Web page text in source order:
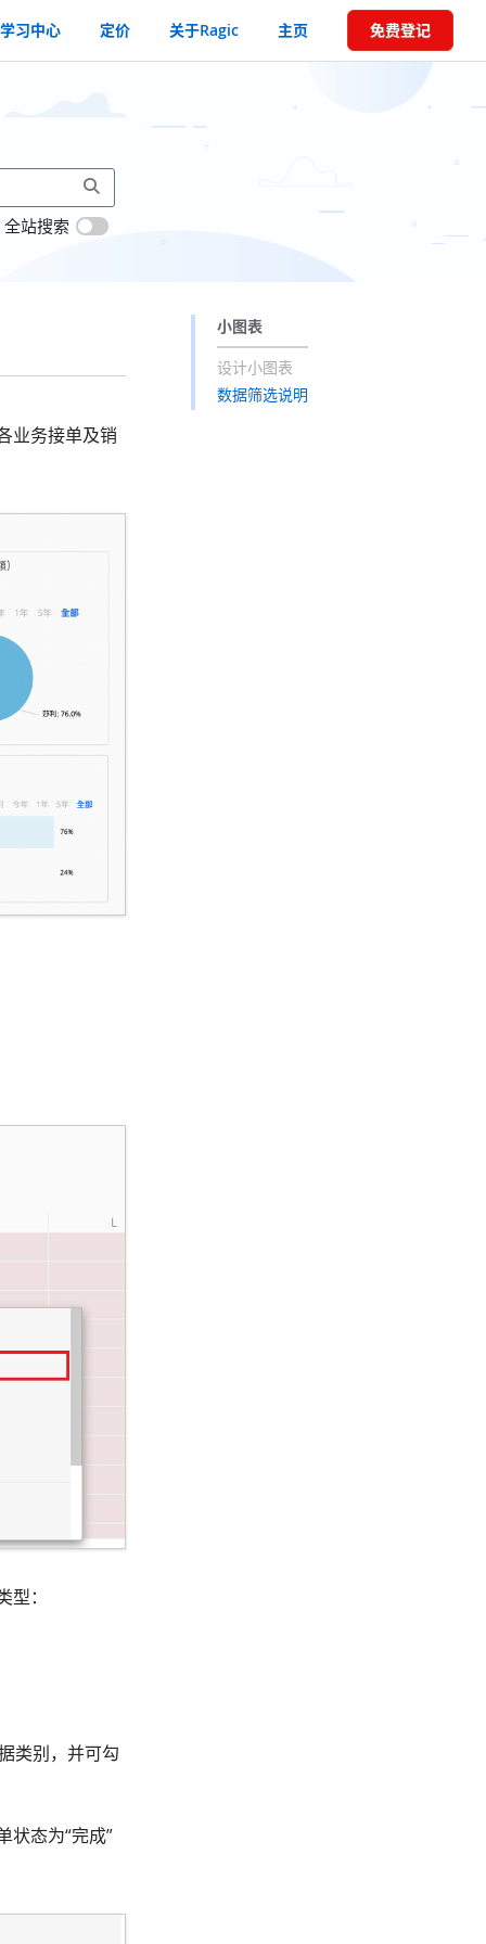
学习中心 定价 关于Ragic 主页 免费登记
全站搜索
小图表
设计小图表
数据筛选说明
业务接单及销
：
类别，并可勾
状态为“完成”